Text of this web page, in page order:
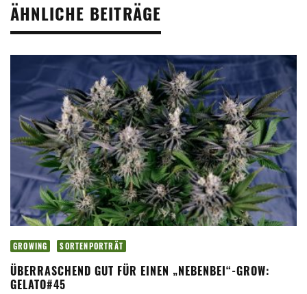
ÄHNLICHE BEITRÄGE
GROWING SORTENPORTRÄT
ÜBERRASCHEND GUT FÜR EINEN „NEBENBEI“-GROW:
GELATO#45